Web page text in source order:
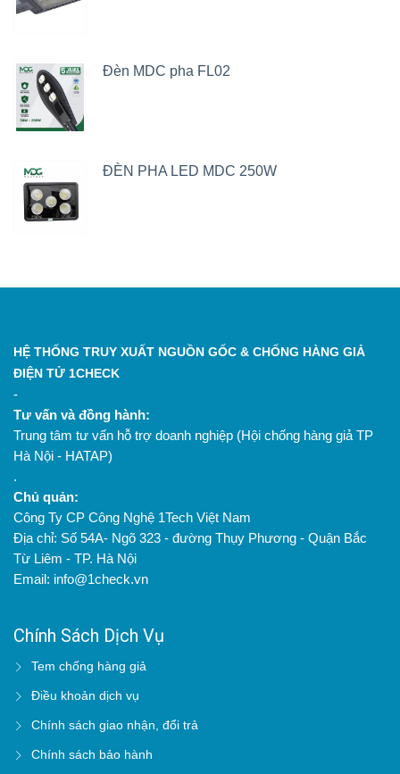
Đèn MDC pha FL02
ĐÈN PHA LED MDC 250W
HỆ THỐNG TRUY XUẤT NGUỒN GỐC & CHỐNG HÀNG GIẢ
ĐIỆN TỬ 1CHECK
-
Tư vấn và đồng hành:
Trung tâm tư vấn hỗ trợ doanh nghiệp (Hội chống hàng giả TP
Hà Nội - HATAP)
.
Chủ quản:
Công Ty CP Công Nghệ 1Tech Việt Nam
Địa chỉ: Số 54A- Ngõ 323 - đường Thụy Phương - Quận Bắc
Từ Liêm - TP. Hà Nội
Email: info@1check.vn
Chính Sách Dịch Vụ
Tem chống hàng giả
Điều khoản dịch vụ
Chính sách giao nhận, đổi trả
Chính sách bảo hành